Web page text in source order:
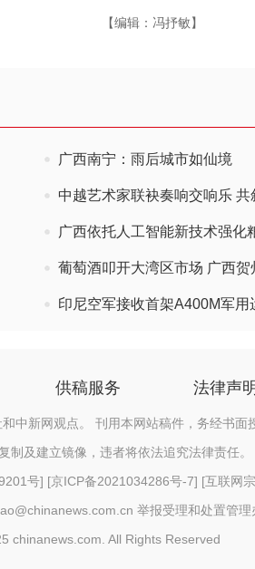
【编辑：冯抒敏】
广西南宁：雨后城市如仙境
中越艺术家联袂奏响交响乐 共
广西依托人工智能新技术强化
葡萄酒叩开大湾区市场 广西贺
印尼空军接收首架A400M军用
供稿服务 法律声明
中新网观点。 刊用本网站稿件，务经书面
制及建立镜像，违者将依法追究法律责任。
号] [京ICP备2021034286号-7] [互联网
举报受理和处置管理
chinanews.com. All Rights Reserved